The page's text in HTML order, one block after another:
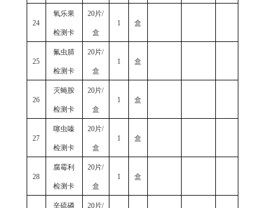
24
氧乐果
检测卡
20片/
盒
1 盒
25
氟虫腈
检测卡
20片/
盒
1 盒
26
灭蝇胺
检测卡
20片/
盒
1 盒
27
噻虫嗪
检测卡
20片/
盒
1 盒
28
腐霉利
检测卡
20片/
盒
1 盒
辛硫磷 20片/